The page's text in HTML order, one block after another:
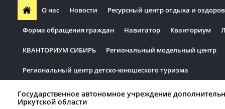
О нас Новости Ресурсный центр отдыха и
Форма обращения граждан Навигатор Кванториум
КВАНТОРИУМ СИБИРЬ Региональный модельный центр
Региональный центр детско-юношеского туризма
Государственное автономное учреждение
Иркутской области